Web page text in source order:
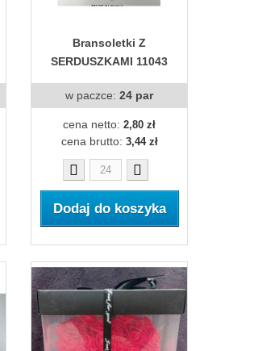
Bransoletki Z
SERDUSZKAMI 11043
w paczce: 24 par
cena netto: 2,80 zł
cena brutto: 3,44 zł
Dodaj do koszyka